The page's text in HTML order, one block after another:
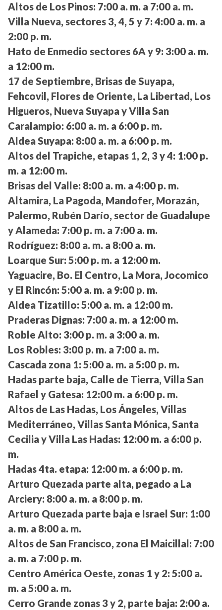
Altos de Los Pinos: 7:00 a. m. a 7:00 a. m.
Villa Nueva, sectores 3, 4, 5 y 7: 4:00 a. m. a
2:00 p. m.
Hato de Enmedio sectores 6A y 9: 3:00 a. m.
a 12:00 m.
17 de Septiembre, Brisas de Suyapa,
Fehcovil, Flores de Oriente, La Libertad, Los
Higueros, Nueva Suyapa y Villa San
Caralampio: 6:00 a. m. a 6:00 p. m.
Aldea Suyapa: 8:00 a. m. a 6:00 p. m.
Altos del Trapiche, etapas 1, 2, 3 y 4: 1:00 p.
m. a 12:00 m.
Brisas del Valle: 8:00 a. m. a 4:00 p. m.
Altamira, La Pagoda, Mandofer, Morazán,
Palermo, Rubén Darío, sector de Guadalupe
y Alameda: 7:00 p. m. a 7:00 a. m.
Rodríguez: 8:00 a. m. a 8:00 a. m.
Loarque Sur: 5:00 p. m. a 12:00 m.
Yaguacire, Bo. El Centro, La Mora, Jocomico
y El Rincón: 5:00 a. m. a 9:00 p. m.
Aldea Tizatillo: 5:00 a. m. a 12:00 m.
Praderas Dignas: 7:00 a. m. a 12:00 m.
Roble Alto: 3:00 p. m. a 3:00 a. m.
Los Robles: 3:00 p. m. a 7:00 a. m.
Cascada zona 1: 5:00 a. m. a 5:00 p. m.
Hadas parte baja, Calle de Tierra, Villa San
Rafael y Gatesa: 12:00 m. a 6:00 p. m.
Altos de Las Hadas, Los Ángeles, Villas
Mediterráneo, Villas Santa Mónica, Santa
Cecilia y Villa Las Hadas: 12:00 m. a 6:00 p.
m.
Hadas 4ta. etapa: 12:00 m. a 6:00 p. m.
Arturo Quezada parte alta, pegado a La
Arciery: 8:00 a. m. a 8:00 p. m.
Arturo Quezada parte baja e Israel Sur: 1:00
a. m. a 8:00 a. m.
Altos de San Francisco, zona El Maicillal: 7:00
a. m. a 7:00 p. m.
Centro América Oeste, zonas 1 y 2: 5:00 a.
m. a 5:00 a. m.
Cerro Grande zonas 3 y 2, parte baja: 2:00 a.